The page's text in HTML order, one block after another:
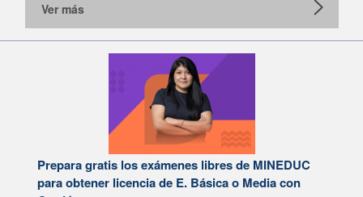
Ver más
Prepara gratis los exámenes libres de MINEDUC
para obtener licencia de E. Básica o Media con